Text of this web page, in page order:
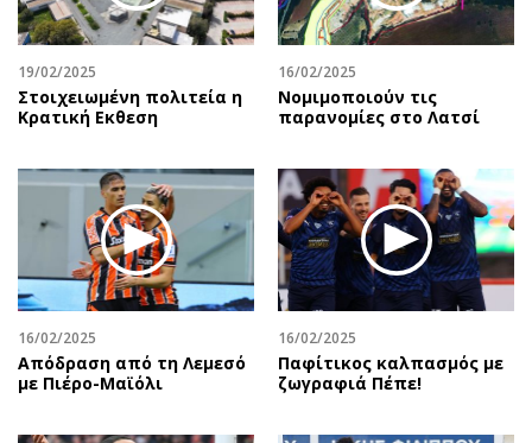
Επιχειρήσεις
Αγορές
Money Review
AstroBank Properties
Ενέργεια
Ναυτιλία
Περιβάλλον
Ελλάδα
Κόσμος
Παράξενα
Πολιτισμός
Σινεμά
Γενικά
Αναδρομές
Περιβάλλον
Γυναίκα
Showbiz
Ταξίδια
Συνταγές
Έξοδος
Media
Εκπομπές
Wine routes
19/02/2025
Στοιχειωμένη πολιτεία η
Κρατική Eκθεση
16/02/2025
Νομιμοποιούν τις
παρανομίες στο Λατσί
16/02/2025
Απόδραση από τη Λεμεσό
με Πιέρο-Μαϊόλι
16/02/2025
Παφίτικος καλπασμός με
ζωγραφιά Πέπε!